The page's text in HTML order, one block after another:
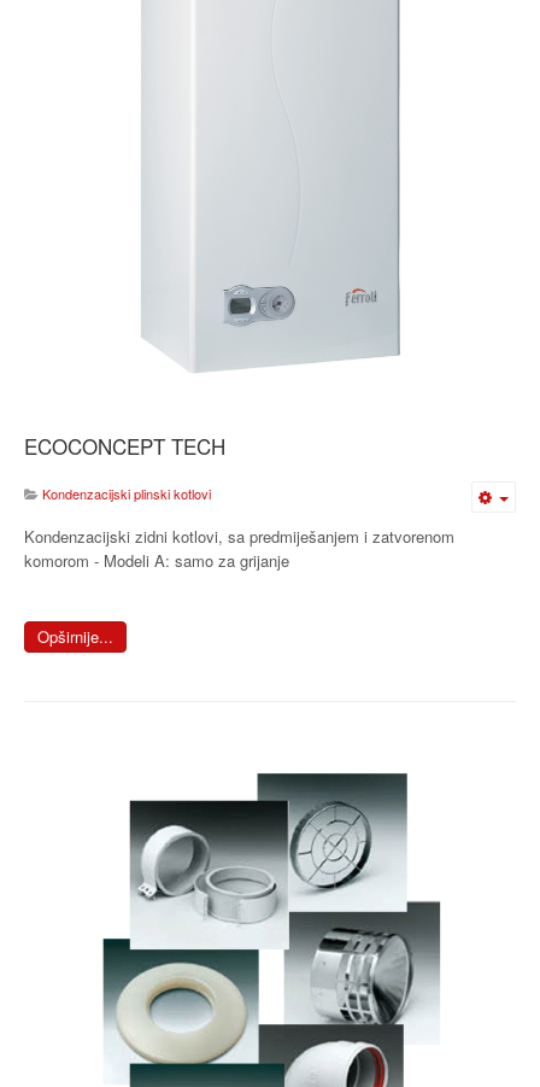
ECOCONCEPT TECH
Kondenzacijski plinski kotlovi
Kondenzacijski zidni kotlovi, sa predmiješanjem i zatvorenom
komorom - Modeli A: samo za grijanje
Opširnije...